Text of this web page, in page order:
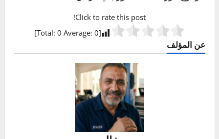
الزجاج بسبب التغير المفاجئ في درجة الحرارة.
كيف أتصرف إذا علقت سيارتي في الثلج أو
لا تضغط على دواسة الوقود بقوة، فهذا سيحفر
الإطارات أعمق. حاول تحريك السيارة بلطف ذهاباً
وإياباً (بين الغيار الأول والرجوع للخلف) لإنشاء